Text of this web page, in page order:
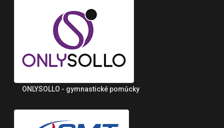
ONLYSOLLO - gymnastické pomůcky